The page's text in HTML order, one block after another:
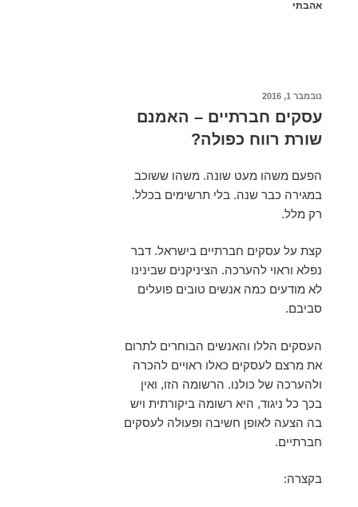
אהבתי
פורסם
נובמבר 1, 2016
עסקים חברתיים – האמנם
שורת רווח כפולה?
הפעם משהו מעט שונה. משהו ששוכב
במגירה כבר שנה. בלי תרשימים בכלל.
רק מלל.
קצת על עסקים חברתיים בישראל. דבר
נפלא וראוי להערכה. הציניקנים שבינינו
לא מודעים כמה אנשים טובים פועלים
סביבם.
העסקים הללו והאנשים הבוחרים לתרום
את מרצם לעסקים כאלו ראויים להכרה
ולהערכה של כולנו. הרשומה הזו, ואין
בכך כל ניגוד, היא רשומה ביקורתית ויש
בה הצעה לאופן חשיבה ופעולה לעסקים
חברתיים.
בקצרה: